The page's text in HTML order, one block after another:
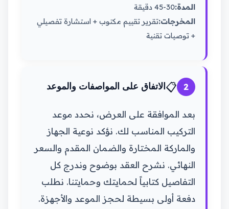
المدة:30-45 دقيقة
المخرجات:تقرير تقييم مكتوب + استشارة تفصيلي
+ توصيات تقنية
2
📋 الاتفاق على المواصفات والموعد
بعد الموافقة على العرض، نحدد موعد
التركيب المناسب لك. نؤكد نوعية الجهاز
والماركة المختارة والضمان المقدم والسعر
النهائي. نشرح العقد بوضوح وندرج كل
التفاصيل كتابياً لحمايتك وحمايتنا. نطلب
دفعة أولى بسيطة لحجز الموعد والأجهزة.